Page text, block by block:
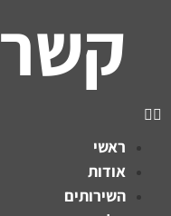
קשר
ראשי
אודות
השירותים